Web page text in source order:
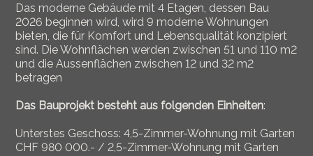
Das moderne Gebäude mit 4 Etagen, dessen Bau
2026 beginnen wird, wird 9 moderne Wohnungen
bieten, die für Komfort und Lebensqualität konzipiert
sind. Die Wohnflächen werden zwischen 51 und 110 m2
und die Aussenflächen zwischen 12 und 32 m2
betragen
Das Bauprojekt besteht aus folgenden Einheiten:
Unterstes Geschoss: 4,5-Zimmer-Wohnung mit Garten
CHF 980 000.- / 2,5-Zimmer-Wohnung mit Garten